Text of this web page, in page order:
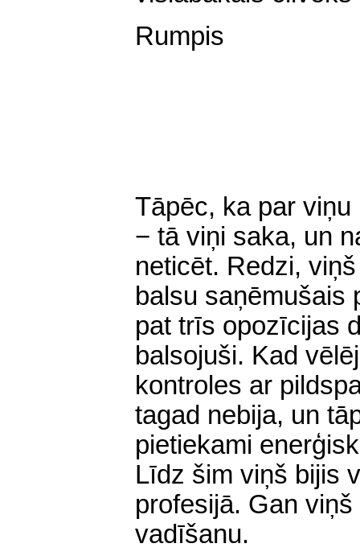
Rumpis
Tāpēc, ka par
− tā viņi saka, un
neticēt. Redzi,
balsu saņēmušais
pat trīs opozīcijas
balsojuši. Kad
kontroles ar
tagad nebija, un
pietiekami
Līdz šim viņš bijis
profesijā. Gan
vadīšanu.